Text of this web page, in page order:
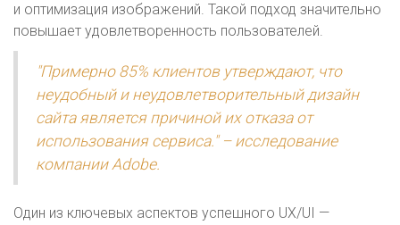
и оптимизация изображений. Такой подход значительно
повышает удовлетворенность пользователей.
"Примерно 85% клиентов утверждают, что
неудобный и неудовлетворительный дизайн
сайта является причиной их отказа от
использования сервиса." – исследование
компании Adobe.
Один из ключевых аспектов успешного UX/UI —